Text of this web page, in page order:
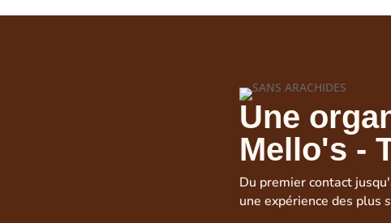
Une
Mello's -
Du premier contact
une expérience des plus